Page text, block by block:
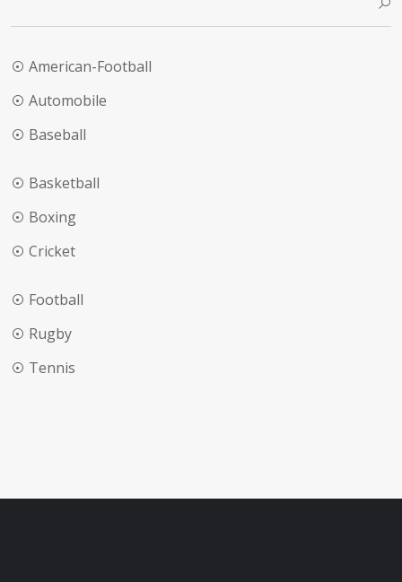
American-Football
Automobile
Baseball
Basketball
Boxing
Cricket
Football
Rugby
Tennis